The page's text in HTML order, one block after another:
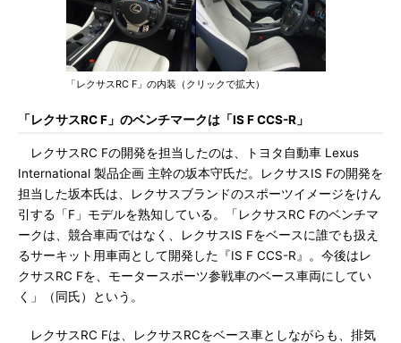
「レクサスRC F」の内装（クリックで拡大）
「レクサスRC F」のベンチマークは「IS F CCS-R」
レクサスRC Fの開発を担当したのは、トヨタ自動車 Lexus
International 製品企画 主幹の坂本守氏だ。レクサスIS Fの開発を
担当した坂本氏は、レクサスブランドのスポーツイメージをけん
引する「F」モデルを熟知している。「レクサスRC Fのベンチマ
ークは、競合車両ではなく、レクサスIS Fをベースに誰でも扱え
るサーキット用車両として開発した『IS F CCS-R』。今後はレ
クサスRC Fを、モータースポーツ参戦車のベース車両にしてい
く」（同氏）という。
レクサスRC Fは、レクサスRCをベース車としながらも、排気